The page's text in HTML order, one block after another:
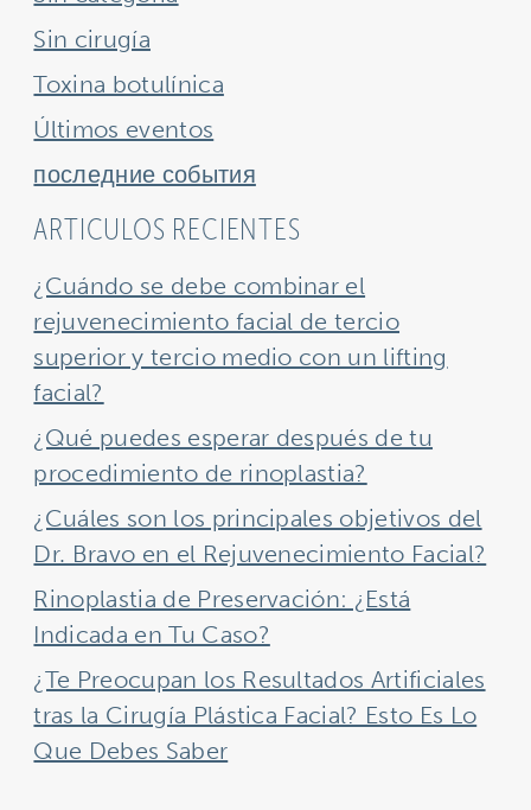
Sin cirugía
Toxina botulínica
Últimos eventos
последние события
ARTICULOS RECIENTES
¿Cuándo se debe combinar el
rejuvenecimiento facial de tercio
superior y tercio medio con un lifting
facial?
¿Qué puedes esperar después de tu
procedimiento de rinoplastia?
¿Cuáles son los principales objetivos del
Dr. Bravo en el Rejuvenecimiento Facial?
Rinoplastia de Preservación: ¿Está
Indicada en Tu Caso?
¿Te Preocupan los Resultados Artificiales
tras la Cirugía Plástica Facial? Esto Es Lo
Que Debes Saber